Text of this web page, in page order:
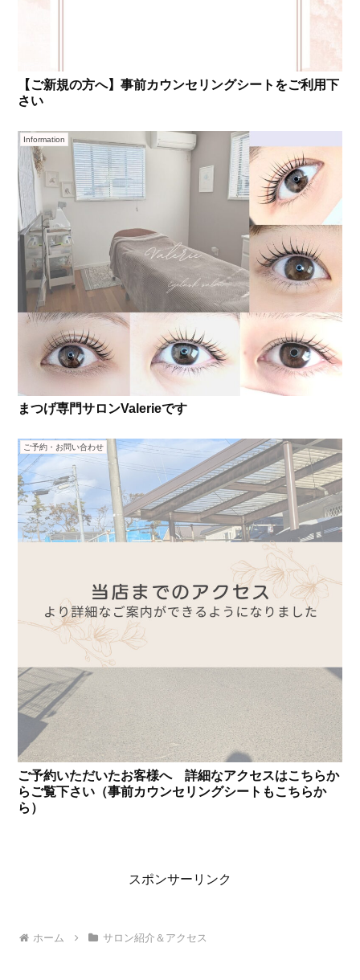
【ご新規の方へ】事前カウンセリングシートをご利用下
さい
Information
まつげ専門サロンValerieです
ご予約・お問い合わせ
ご予約いただいたお客様へ 詳細なアクセスはこちらか
らご覧下さい（事前カウンセリングシートもこちらか
ら）
スポンサーリンク
ホーム サロン紹介＆アクセス